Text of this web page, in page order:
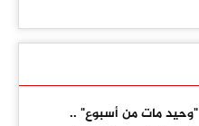
"وحيد مات من أسبوع" ..